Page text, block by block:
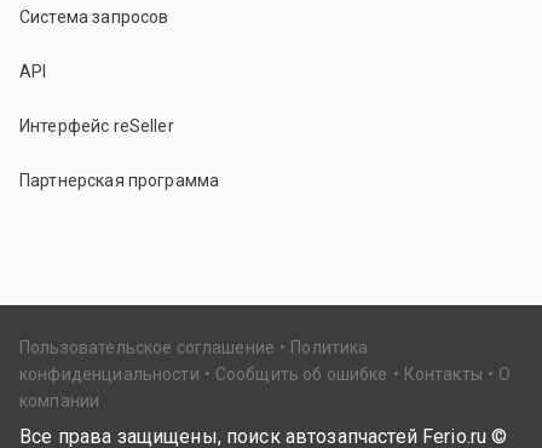
Система запросов
API
Интерфейс reSeller
Партнерская программа
Пользовательское соглашение
Политика
конфиденциальности
Сообщить об ошибке Контакты
О
компании
Все права защищены, поиск автозапчастей Ferio.ru ©